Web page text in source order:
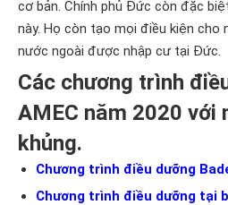
cơ bản. Chính phủ Đức còn đặc
này. Họ còn tạo mọi điều kiện cho
nước ngoài được nhập cư tại Đức.
Các chương trình
AMEC năm 2020 với
khủng.
Chương trình điều dưỡng
Chương trình điều dưỡng tại